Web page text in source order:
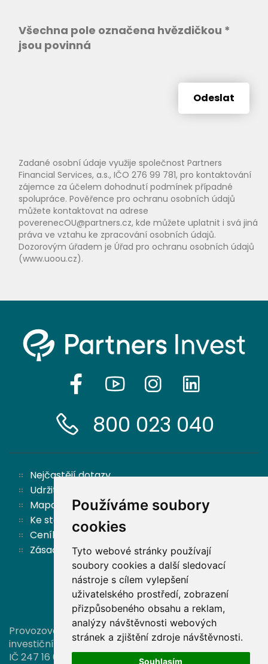
Používáme soubory
cookies
Tyto webové stránky používají
soubory cookies a další sledovací
nástroje s cílem vylepšení
uživatelského prostředí, zobrazení
přizpůsobeného obsahu a reklam,
analýzy návštěvnosti webových
stránek a zjištění zdroje návštěvnosti.
Souhlasím
Všechna pole označena hvězdičkou *
jsou povinná
Odeslat
Zadané osobní údaje využije společnost Partners
Financial Services, a.s., IČO 276 99 781, pro kontaktování
zájemce za účelem dohodnutí podmínek případné
spolupráce. Pověřence pro ochranu osobních údajů
můžete kontaktovat na adrese
poverenecOU@partners.cz, kde můžete uplatnit i svá jiná
práva ve vztahu ke zpracování osobních údajů.
Dozorovým úřadem je Úřad pro ochranu osobních údajů
(www.uoou.cz).
800 023 040
Nejčastějí dotazy
Udržitelnost
Mapa stránek
Ke stažení
Ceník
Zásady ochrany osobních údajů a cookies
Zpět nahoru
Provozovatelem této stránky je společnost Partners
investiční společnost, a. s.,
IČ 247 16 006, zapsaná v OR vedeném Městským